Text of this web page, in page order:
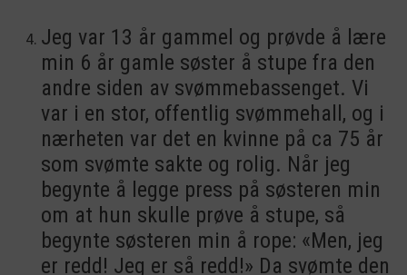
Jeg var 13 år gammel og prøvde å lære
min 6 år gamle søster å stupe fra den
andre siden av svømmebassenget. Vi
var i en stor, offentlig svømmehall, og i
nærheten var det en kvinne på ca 75 år
som svømte sakte og rolig. Når jeg
begynte å legge press på søsteren min
om at hun skulle prøve å stupe, så
begynte søsteren min å rope: «Men, jeg
er redd! Jeg er så redd!» Da svømte den